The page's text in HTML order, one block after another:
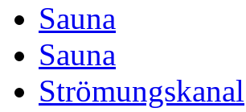
Sauna
Sauna
Strömungskanal